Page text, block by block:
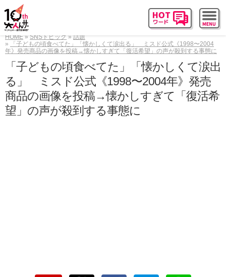
HOME SNSトピック
話題
「子どもの頃食べてた」「懐かしくて涙出る」 ミスド公式《1998〜2004
年》発売商品の画像を投稿→懐かしすぎて「復活希望」の声が殺到する事態に
「子どもの頃食べてた」「懐かしくて涙出
る」 ミスド公式《1998〜2004年》発売
商品の画像を投稿→懐かしすぎて「復活希
望」の声が殺到する事態に